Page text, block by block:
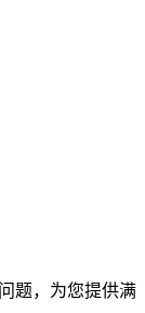
题，为您提供满